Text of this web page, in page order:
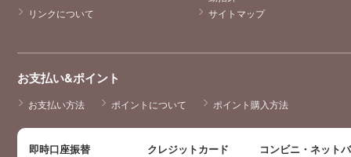
リンクについて
サイトマップ
お支払い&ポイント
お支払い方法 ポイントについて ポイント購入方法
即時口座振替 クレジットカード コンビニ・ネット